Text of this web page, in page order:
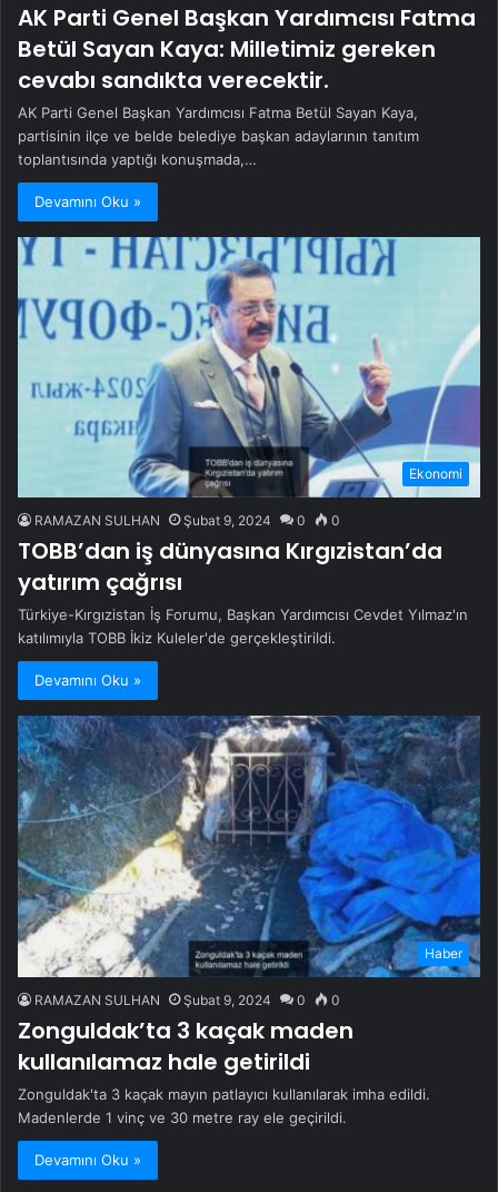
AK Parti Genel Başkan Yardımcısı Fatma
Betül Sayan Kaya: Milletimiz gereken
cevabı sandıkta verecektir.
AK Parti Genel Başkan Yardımcısı Fatma Betül Sayan Kaya,
partisinin ilçe ve belde belediye başkan adaylarının tanıtım
toplantısında yaptığı konuşmada,…
Devamını Oku »
Ekonomi
RAMAZAN SULHAN Şubat 9, 2024 0 0
TOBB’dan iş dünyasına Kırgızistan’da
yatırım çağrısı
Türkiye-Kırgızistan İş Forumu, Başkan Yardımcısı Cevdet Yılmaz'ın
katılımıyla TOBB İkiz Kuleler'de gerçekleştirildi.
Devamını Oku »
Haber
RAMAZAN SULHAN Şubat 9, 2024 0 0
Zonguldak’ta 3 kaçak maden
kullanılamaz hale getirildi
Zonguldak'ta 3 kaçak mayın patlayıcı kullanılarak imha edildi.
Madenlerde 1 vinç ve 30 metre ray ele geçirildi.
Devamını Oku »